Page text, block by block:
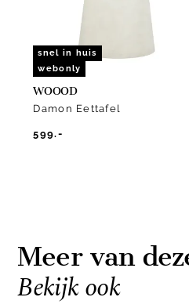
snel in huis
webonly
WOOOD
Damon Eettafel
599.-
Meer van
Bekijk ook